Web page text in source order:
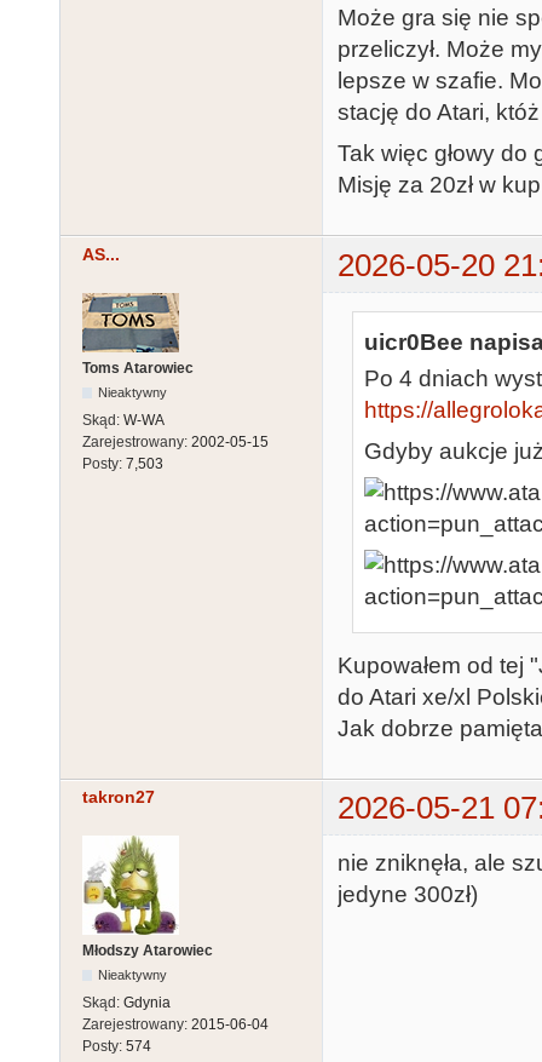
Może gra się nie
przeliczył. Może
lepsze w szafie.
stację do Atari,
Tak więc głowy
Misję za 20zł w
AS... 2026-05-20
Toms Atarowiec
Nieaktywny
Skąd: W-WA
Zarejestrowany: 2002-05-15
Posty: 7,503
uicr0Bee
Po 4 dniach
https://
Gdyby aukcje
Kupowałem od tej
do Atari xe/xl
Jak dobrze
takron27 2026-05-21
Młodszy Atarowiec
Nieaktywny
Skąd: Gdynia
Zarejestrowany: 2015-06-04
Posty: 574
nie zniknęła, ale
jedyne 300zł)